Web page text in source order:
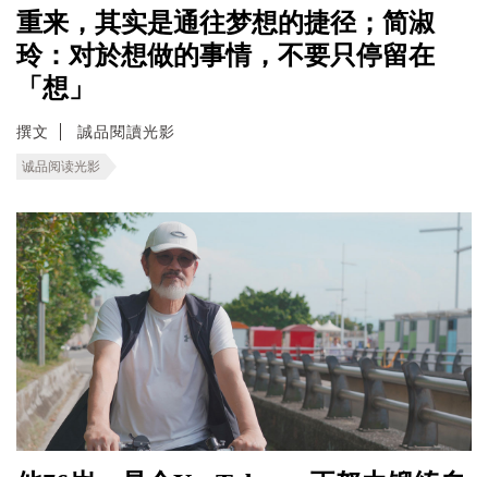
重来，其实是通往梦想的捷径；简淑
玲：对於想做的事情，不要只停留在
「想」
撰文 誠品閱讀光影
诚品阅读光影